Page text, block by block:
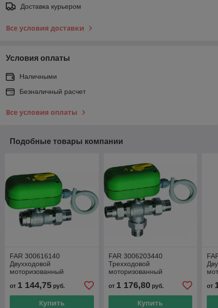
Доставка курьером
Все условия доставки
Условия оплаты
Наличными
Безналичный расчет
Все условия оплаты
Подобные товары компании
FAR 300616140
Двухходовой
моторизованный
деблокировкой, 24В, 1",
40,2 м3/ч
от 1 144,75 руб.
Купить
FAR 3006203440
Трехходовой
моторизованный
деблокировкой, 24 В, 3/4",
9,9 м3/ч
от 1 176,80руб.
Купить
1/
от